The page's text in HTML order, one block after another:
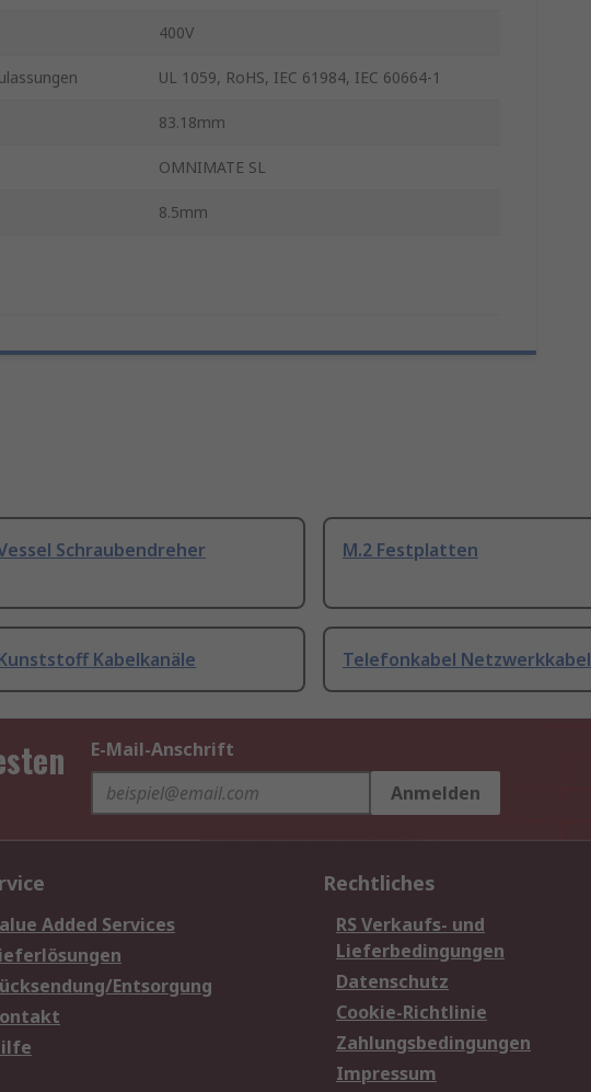
400V
UL 1059, RoHS, IEC 61984, IEC 60664-1
83.18mm
OMNIMATE SL
8.5mm
Schraubendreher M.2 Festplatten
Kabelkanäle Telefonkabel Netzwerkkabel
E-Mail-Anschrift
Anmelden
Added Services
Entsorgung
Rechtliches
RS Verkaufs- und
Lieferbedingungen
Datenschutz
Cookie-Richtlinie
Zahlungsbedingungen
Impressum